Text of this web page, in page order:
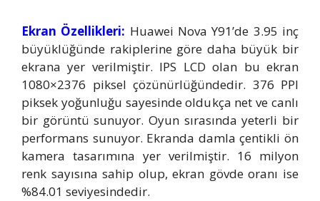
Ekran Özellikleri: Huawei Nova Y91’de 3.95 inç
büyüklüğünde rakiplerine göre daha büyük bir
ekrana yer verilmiştir. IPS LCD olan bu ekran
1080×2376 piksel çözünürlüğündedir. 376 PPI
piksek yoğunluğu sayesinde oldukça net ve canlı
bir görüntü sunuyor. Oyun sırasında yeterli bir
performans sunuyor. Ekranda damla çentikli ön
kamera tasarımına yer verilmiştir. 16 milyon
renk sayısına sahip olup, ekran gövde oranı ise
%84.01 seviyesindedir.